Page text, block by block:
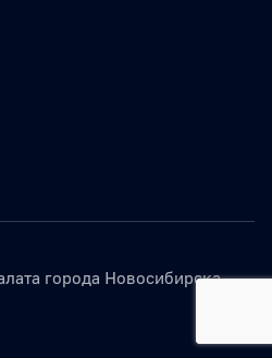
города Новосибирска